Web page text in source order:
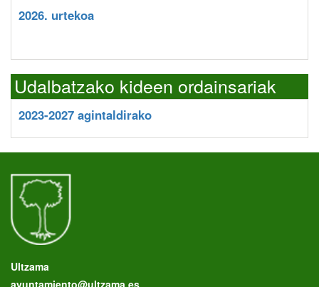
2026. urtekoa
Udalbatzako kideen ordainsariak
2023-2027 agintaldirako
Ultzama